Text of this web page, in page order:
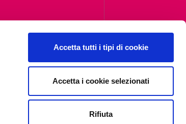
Accetta tutti i tipi di cookie
Accetta i cookie selezionati
Rifiuta